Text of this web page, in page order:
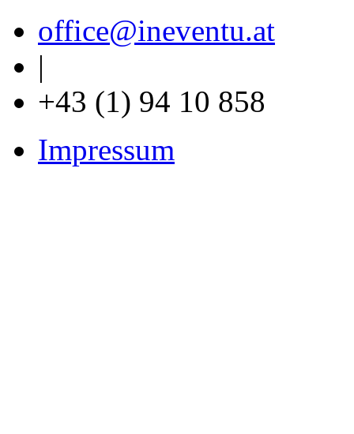
office@ineventu.at
|
+43 (1) 94 10 858
Impressum